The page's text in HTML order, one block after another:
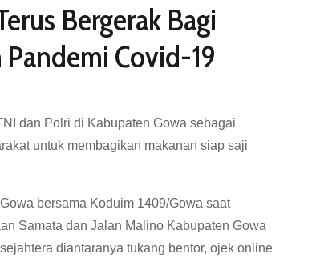
Bergerak Bagi
Covid-19
dan Polri di Kabupaten Gowa sebagai
untuk membagikan makanan siap saji
bersama Koduim 1409/Gowa saat
Samata dan Jalan Malino Kabupaten Gowa
diantaranya tukang bentor, ojek online